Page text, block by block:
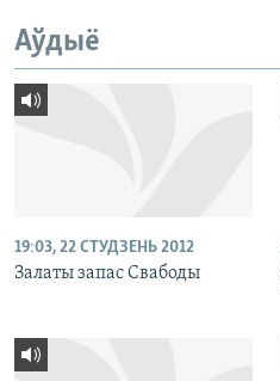
Аўдыё
19:03, 22 СТУДЗЕНЬ 2012
Залаты запас Свабоды